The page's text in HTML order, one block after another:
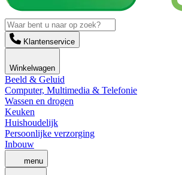
Klantenservice
Winkelwagen
Beeld & Geluid
Computer, Multimedia & Telefonie
Wassen en drogen
Keuken
Huishoudelijk
Persoonlijke verzorging
Inbouw
menu